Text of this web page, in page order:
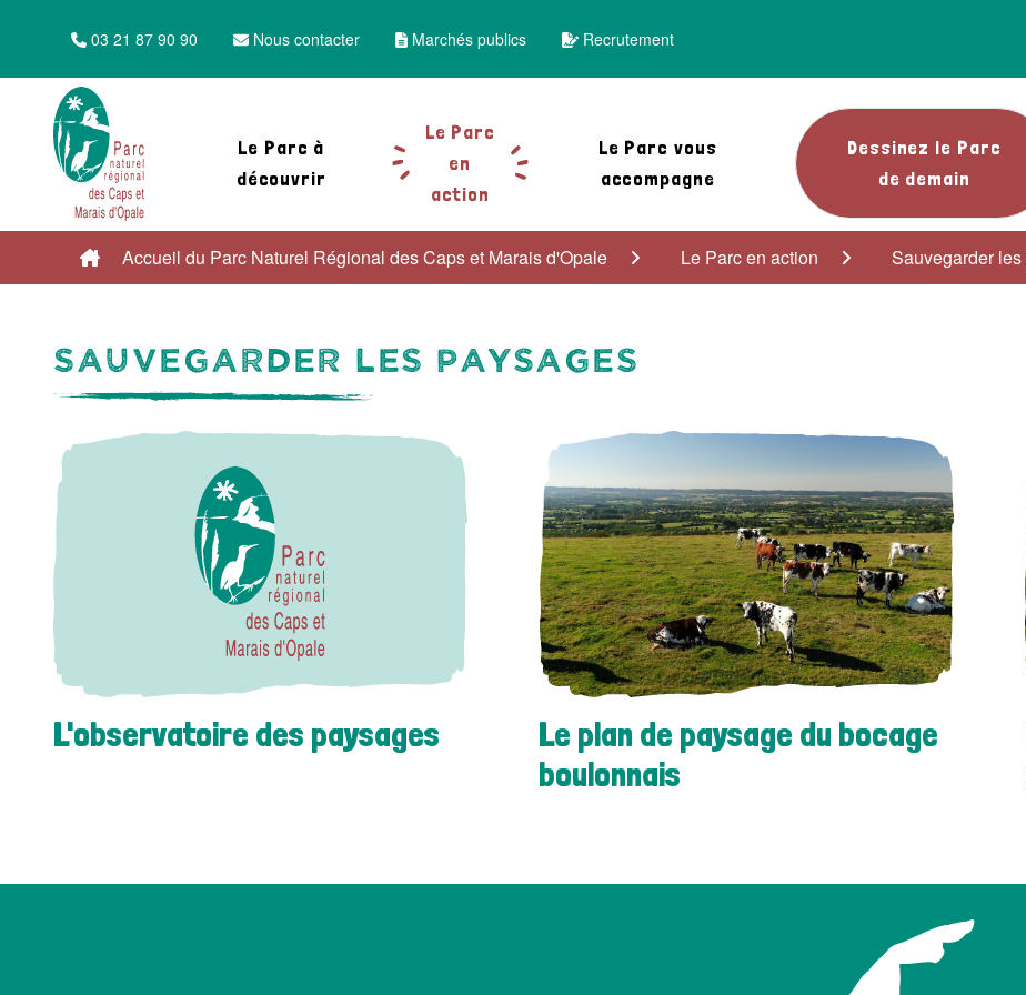
03 21 87 90 90 Nous contacter Marchés publics Recrutement
Le Parc à
découvrir
Le Parc
en
action
Le Parc vous
accompagne
Dessinez le Parc
de demain
Accueil du Parc Naturel Régional des Caps et Marais d'Opale Le Parc en action Sauvegarder
Sauvegarder les paysages
L'observatoire des paysages
Le plan de paysage du bocage
boulonnais